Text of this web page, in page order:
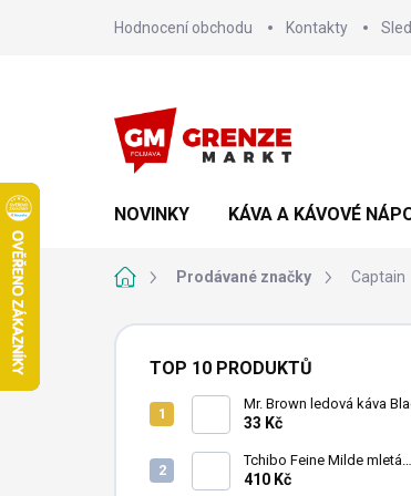
Hodnocení obchodu Kontakty
NOVINKY KÁVA A KÁVOVÉ
DomůProdávané značky Captain
P
TOP 10 PRODUKTŮ
Mr. Brown ledová káva
240 ml
33 Kč
Tchibo Feine Milde mletá
káva 4x250g
410 Kč